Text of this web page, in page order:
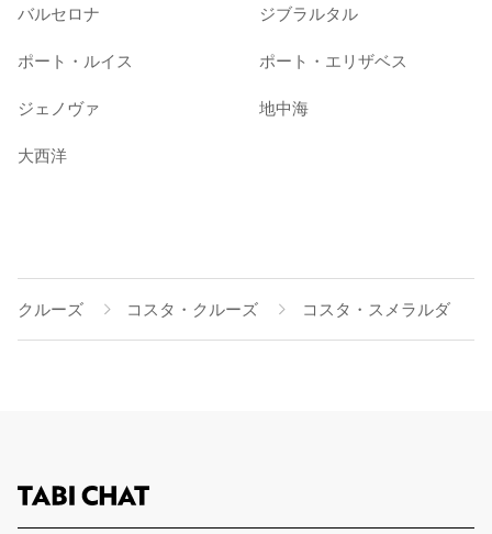
バルセロナ ジブラルタル
ポート・ルイス ポート・エリザベス
ジェノヴァ 地中海
大西洋
クルーズ コスタ・クルーズ コスタ・スメラルダ